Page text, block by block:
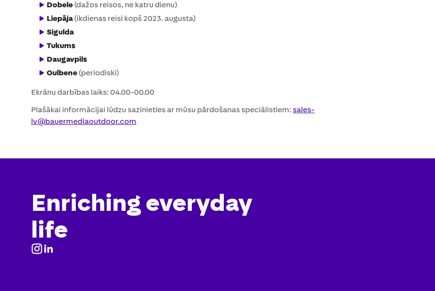
Dobele (dažos reisos, ne katru dienu)
Liepāja (ikdienas reisi kopš 2023. augusta)
Sigulda
Tukums
Daugavpils
Gulbene (periodiski)
Ekrānu darbības laiks: 04.00-00.00
Plašākai informācijai lūdzu sazinieties ar mūsu pārdošanas speciālistiem: sales-
lv@bauermediaoutdoor.com
Enriching everyday
life